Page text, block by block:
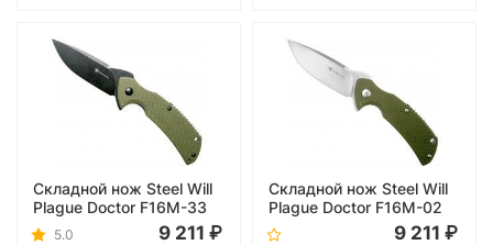
Складной нож Steel Will
Plague Doctor F16M-33
5.0 9 211
Складной нож Steel Will
Plague Doctor F16M-02
9 211